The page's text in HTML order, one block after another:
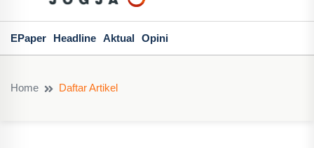
EPaper Headline Aktual Opini
Home Daftar Artikel